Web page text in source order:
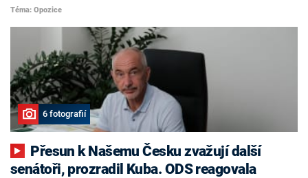
Téma: Opozice
6 fotografií
senátoři, prozradil Kuba. ODS reagovala